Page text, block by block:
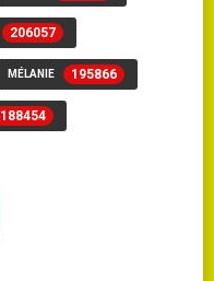
206057
MÉLANIE 195866
188454